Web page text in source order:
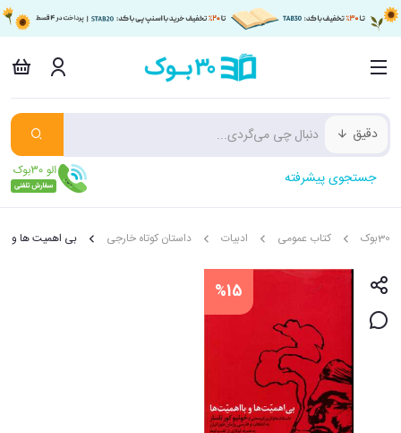
دقیق
جستجوی پیشرفته
30بوک کتاب عمومی ادبیات داستان کوتاه خارجی بی اهمیت ها و
%15